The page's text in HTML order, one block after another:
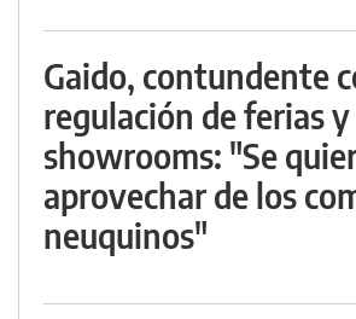
Gaido, contundente
regulación de ferias y
showrooms: "Se
aprovechar de los
neuquinos"